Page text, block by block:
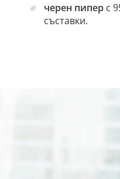
черен пипер с
съставки.